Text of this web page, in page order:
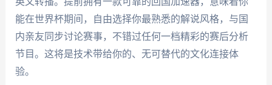
能在世界杯期间，自由选择你最熟悉的解说风格，与国
内亲友同步讨论赛事，不错过任何一档精彩的赛后分析
节目。这将是技术带给你的、无可替代的文化连接体
验。